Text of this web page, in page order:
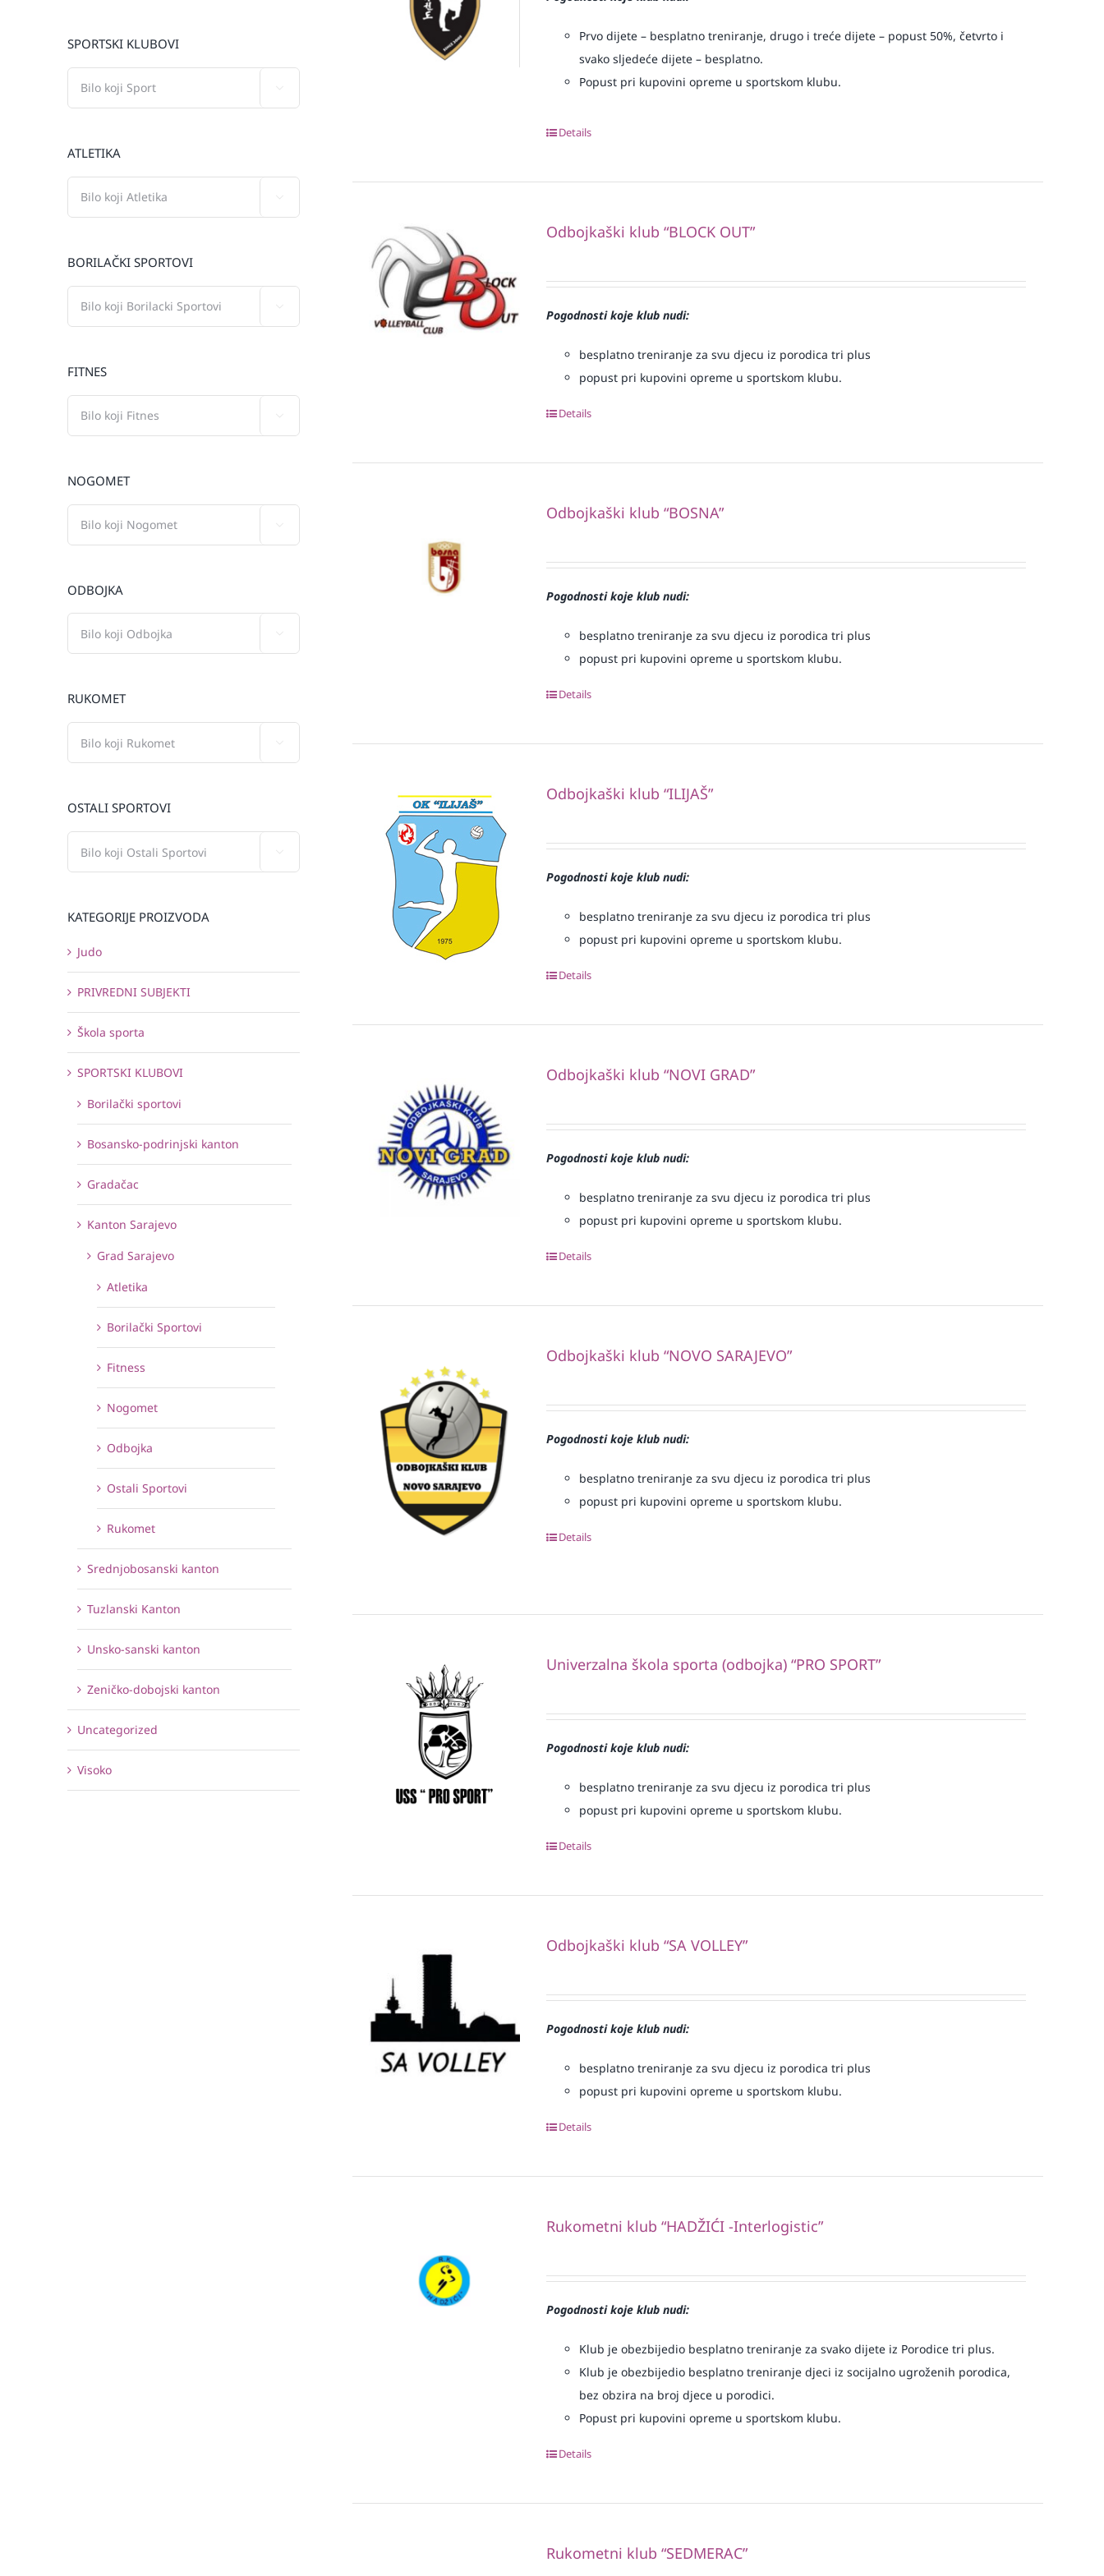
Prvo dijete – besplatno treniranje, drugo i treće dijete – popust 50%, četvrto i
svako sljedeće dijete – besplatno.
Popust pri kupovini opreme u sportskom klubu.
Details
Odbojkaški klub “BLOCK OUT”
Pogodnosti koje klub nudi:
besplatno treniranje za svu djecu iz porodica tri plus
popust pri kupovini opreme u sportskom klubu.
Details
Odbojkaški klub “BOSNA”
Pogodnosti koje klub nudi:
besplatno treniranje za svu djecu iz porodica tri plus
popust pri kupovini opreme u sportskom klubu.
Details
Odbojkaški klub “ILIJAŠ”
Pogodnosti koje klub nudi:
besplatno treniranje za svu djecu iz porodica tri plus
popust pri kupovini opreme u sportskom klubu.
Details
Odbojkaški klub “NOVI GRAD”
Pogodnosti koje klub nudi:
besplatno treniranje za svu djecu iz porodica tri plus
popust pri kupovini opreme u sportskom klubu.
Details
Odbojkaški klub “NOVO SARAJEVO”
Pogodnosti koje klub nudi:
besplatno treniranje za svu djecu iz porodica tri plus
popust pri kupovini opreme u sportskom klubu.
Details
Univerzalna škola sporta (odbojka) “PRO SPORT”
Pogodnosti koje klub nudi:
besplatno treniranje za svu djecu iz porodica tri plus
popust pri kupovini opreme u sportskom klubu.
Details
Odbojkaški klub “SA VOLLEY”
Pogodnosti koje klub nudi:
besplatno treniranje za svu djecu iz porodica tri plus
popust pri kupovini opreme u sportskom klubu.
Details
Rukometni klub “HADŽIĆI -Interlogistic”
Pogodnosti koje klub nudi:
Klub je obezbijedio besplatno treniranje za svako dijete iz Porodice tri plus.
Klub je obezbijedio besplatno treniranje djeci iz socijalno ugroženih porodica,
bez obzira na broj djece u porodici.
Popust pri kupovini opreme u sportskom klubu.
Details
Rukometni klub “SEDMERAC”
SPORTSKI KLUBOVI
ATLETIKA
BORILAČKI SPORTOVI
FITNES
NOGOMET
ODBOJKA
RUKOMET
OSTALI SPORTOVI
KATEGORIJE PROIZVODA
Judo
PRIVREDNI SUBJEKTI
Škola sporta
SPORTSKI KLUBOVI
Borilački sportovi
Bosansko-podrinjski kanton
Gradačac
Kanton Sarajevo
Grad Sarajevo
Atletika
Borilački Sportovi
Fitness
Nogomet
Odbojka
Ostali Sportovi
Rukomet
Srednjobosanski kanton
Tuzlanski Kanton
Unsko-sanski kanton
Zeničko-dobojski kanton
Uncategorized
Visoko